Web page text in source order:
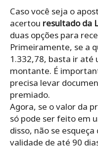
Caso você seja o
acertou resultado da
duas opções para
Primeiramente, se a
1.332,78, basta ir até
montante. É
precisa levar
premiado.
Agora, se o valor da
só pode ser feito em
disso, não se
validade de até 90